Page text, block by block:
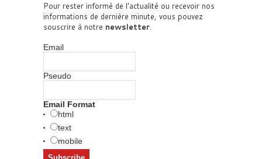
Pour rester informé de l'actualité ou recevoir nos
informations de dernière minute, vous pouvez
souscrire à notre newsletter.
Email
Pseudo
Email Format
html
text
mobile